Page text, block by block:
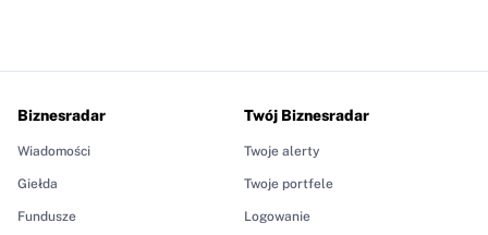
Biznesradar
Wiadomości
Giełda
Fundusze
Twój Biznesradar
Twoje alerty
Twoje portfele
Logowanie